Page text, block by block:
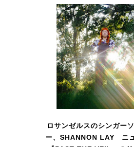
ロサンゼルスのシンガー
ー、SHANNON LAY ニ